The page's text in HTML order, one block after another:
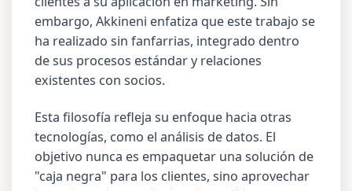
embargo, Akkineni enfatiza que este trabajo se
ha realizado sin fanfarrias, integrado dentro
de sus procesos estándar y relaciones
existentes con socios.
Esta filosofía refleja su enfoque hacia otras
tecnologías, como el análisis de datos. El
objetivo nunca es empaquetar una solución de
"caja negra" para los clientes, sino aprovechar